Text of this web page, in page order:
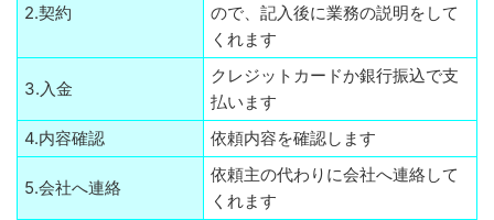
2.契約
ので、記入後に業務の説明をして
くれます
3.入金
クレジットカードか銀行振込で支
払います
4.内容確認
依頼内容を確認します
5.会社へ連絡
依頼主の代わりに会社へ連絡して
くれます